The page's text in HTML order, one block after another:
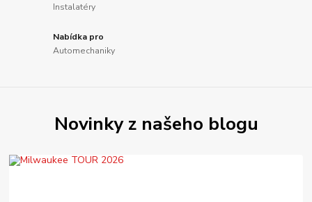
Instalatéry
Nabídka pro
Automechaniky
Novinky z našeho blogu